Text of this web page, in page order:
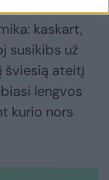
kaskart,
susikibs už
šviesią ateitį
lengvos
kurio nors